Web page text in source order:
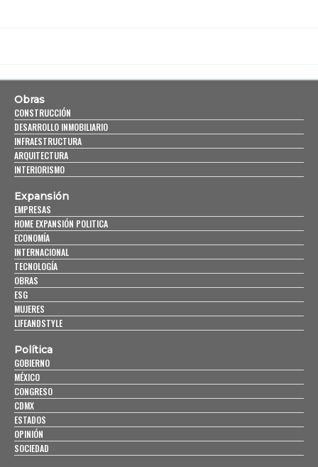
Obras
CONSTRUCCIÓN
DESARROLLO INMOBILIARIO
INFRAESTRUCTURA
ARQUITECTURA
INTERIORISMO
Expansión
EMPRESAS
HOME EXPANSIÓN POLITICA
ECONOMÍA
INTERNACIONAL
TECNOLOGÍA
OBRAS
ESG
MUJERES
LIFEANDSTYLE
Política
GOBIERNO
MÉXICO
CONGRESO
CDMX
ESTADOS
OPINIÓN
SOCIEDAD